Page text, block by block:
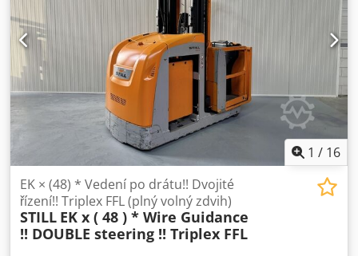
Kapacita baterie: 24V / 620Ah Možnosti: se SAFETY
brankami !!
1 / 16
EK × (48) * Vedení po drátu!! Dvojité
řízení!! Triplex FFL (plný volný zdvih)
STILL EK x ( 48 ) * Wire Guidance
!! DOUBLE steering !! Triplex FFL